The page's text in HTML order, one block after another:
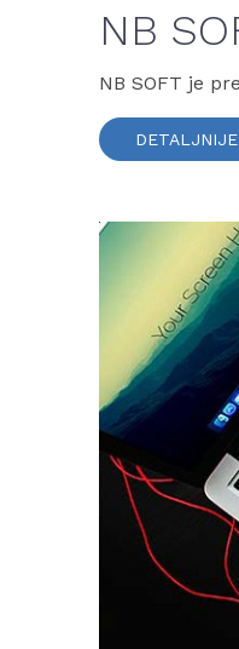
NB
NB SOFT je
DETALJNIJE